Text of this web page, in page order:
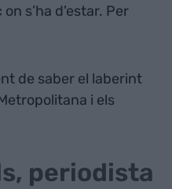
s’ha d'estar. Per
de saber el laberint
i els
periodista